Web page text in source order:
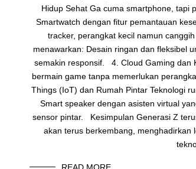
Hidup Sehat Ga cuma smartphone, tapi
Smartwatch dengan fitur pemantauan
tracker, perangkat kecil namun
menawarkan: Desain ringan dan fleksibel
semakin responsif. 4. Cloud Gaming dan
bermain game tanpa memerlukan
Things (IoT) dan Rumah Pintar Teknologi
Smart speaker dengan asisten virtual
sensor pintar. Kesimpulan Generasi Z
akan terus berkembang, menghadirkan